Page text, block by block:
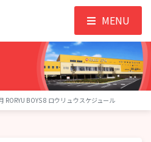
RORYU BOYS 8 ロウリュウスケジュール
MENU